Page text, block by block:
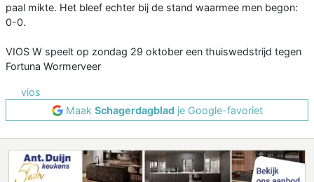
paal mikte. Het bleef echter bij de stand waarmee men begon:
0-0.
VIOS W speelt op zondag 29 oktober een thuiswedstrijd tegen
Fortuna Wormerveer
vios
Maak Schagerdagbladje Google-favoriet